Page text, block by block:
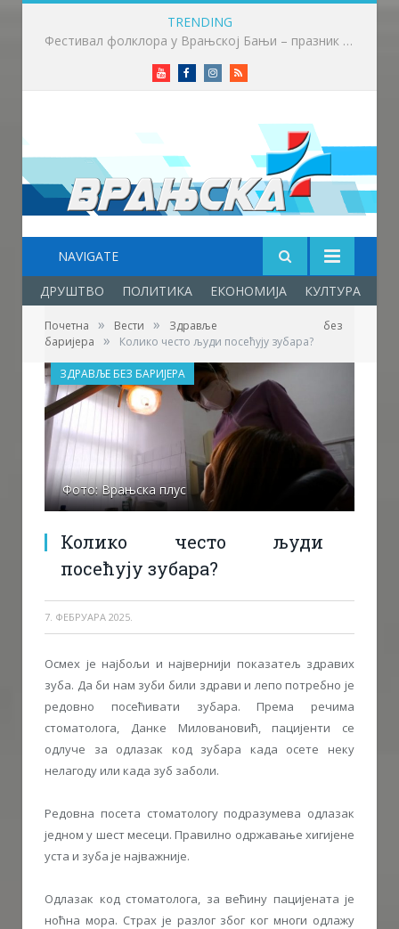
TRENDING
Приређен пријем за учеснике Фестивала фолклора у Врањској Бањи
YoutubeFacebookInstagram
RSS
NAVIGATE
ДРУШТВО ПОЛИТИКА ЕКОНОМИЈА КУЛТУРА
Почетна » Вести »
Здравље без
баријера
» Колико често људи посећују зубара?
Фото: Врањска плус
Колико често људи
посећују зубара?
7. ФЕБРУАРА 2025.
ЗДРАВЉЕ БЕЗ БАРИЈЕРА
Осмех је најбољи и највернији показатељ здравих
зуба. Да би нам зуби били здрави и лепо потребно је
редовно посећивати зубара. Према речима
стоматолога, Данке Миловановић, пацијенти се
одлуче за одлазак код зубара када осете неку
нелагоду или када зуб заболи.
Редовна посета стоматологу подразумева одлазак
једном у шест месеци. Правилно одржавање хигијене
уста и зуба је најважније.
Одлазак код стоматолога, за већину пацијената је
ноћна мора. Страх је разлог због ког многи одлажу